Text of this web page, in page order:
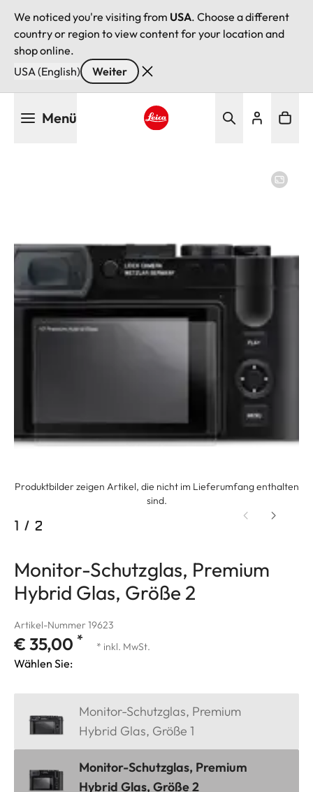
We noticed you're visiting from USA. Choose a different
country or region to view content for your location and
shop online.
USA (English)
Weiter
Menü
Produktbilder zeigen Artikel, die nicht im Lieferumfang enthalten
sind.
1 / 2
Monitor-Schutzglas, Premium
Hybrid Glas, Größe 2
Artikel-Nummer 19623
€ 35,00 * * inkl. MwSt.
Wählen Sie:
Monitor-Schutzglas, Premium
Hybrid Glas, Größe 1
Monitor-Schutzglas, Premium
Hybrid Glas, Größe 2